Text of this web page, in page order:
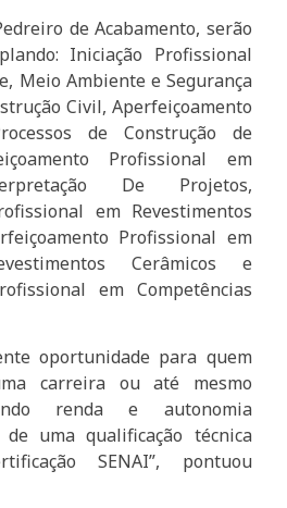
de Acabamento, serão
Iniciação Profissional
Meio Ambiente e Segurança
Civil, Aperfeiçoamento
de Construção de
Profissional em
De Projetos,
em Revestimentos
Profissional em
Cerâmicos e
em Competências
oportunidade para quem
carreira ou até mesmo
renda e autonomia
uma qualificação técnica
SENAI”, pontuou